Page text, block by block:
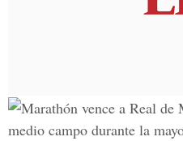
medio campo durante la